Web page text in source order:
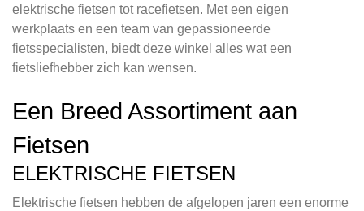
elektrische fietsen tot racefietsen. Met een eigen
werkplaats en een team van gepassioneerde
fietsspecialisten, biedt deze winkel alles wat een
fietsliefhebber zich kan wensen.
Een Breed Assortiment aan
Fietsen
ELEKTRISCHE FIETSEN
Elektrische fietsen hebben de afgelopen jaren een enorme